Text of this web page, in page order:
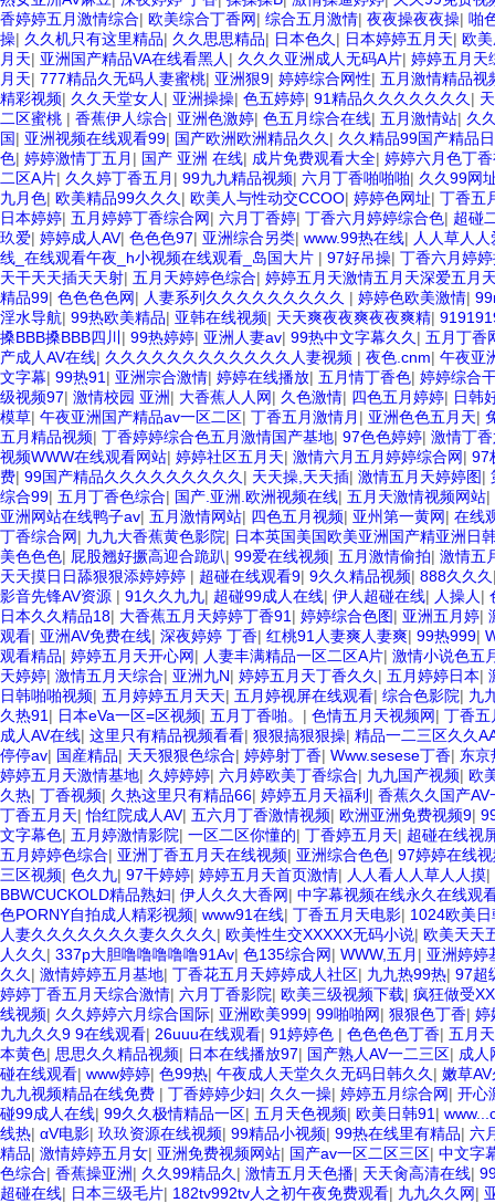
香婷婷五月激情综合| 欧美综合丁香网| 综合五月激情| 夜夜操夜夜操| 啪
操| 久久机只有这里精品| 久久思思精品| 日本色久 | 日本婷婷五月天| 欧
月天| 亚洲国产精品VA在线看黑人 | 久久久亚洲成人无码A片| 婷婷五月天
月天| 777精品久无码人妻蜜桃| 亚洲狠9| 婷婷综合网性| 五月激情精品视
精彩视频| 久久天堂女人 | 亚洲操操| 色五婷婷| 91精品久久久久久久久 |
二区蜜桃 | 香蕉伊人综合| 亚洲色激婷| 色五月综合在线| 五月激情站| 久
国| 亚洲视频在线观看99| 国产欧洲欧洲精品久久 | 久久精品99国产精品
色| 婷婷激情丁五月 | 国产 亚洲 在线| 成片免费观看大全| 婷婷六月色丁
二区A片| 久久婷丁香五月 | 99九九精品视频| 六月丁香啪啪啪| 久久99网
九月色| 欧美精品99久久久 | 欧美人与性动交CCOO| 婷婷色网址| 丁香五
日本婷婷| 五月婷婷丁香综合网| 六月丁香婷| 丁香六月婷婷综合色| 超碰
玖爱| 婷婷成人AV| 色色色97| 亚洲综合另类| www.99热在线| 人人草人人
线_在线观看午夜_h小视频在线观看_岛国大片 | 97好吊操| 丁香六月婷
天干天天插天天射| 五月天婷婷色综合| 婷婷五月天激情五月天深爱五月
精品99| 色色色色网| 人妻系列久久久久久久久久久 | 婷婷色欧美激情|
淫水导航| 99热欧美精品| 亚韩在线视频| 天天爽夜夜爽夜夜爽精|
搡BBB搡BBB四川 | 99热婷婷| 亚洲人妻av| 99热中文字幕久久 | 五月丁香
产成人AV在线| 久久久久久久久久久久久久人妻视频 | 夜色.cnm| 午夜亚
文字幕| 99热91 | 亚洲宗合激情| 婷婷在线播放| 五月情丁香色| 婷婷综合
级视频97| 激情校园 亚洲| 大香蕉人人网| 久色激情| 四色五月婷婷| 日韩
模草| 午夜亚洲国产精品av一区二区| 丁香五月激情月 | 亚洲色色五月天|
五月精品视频| 丁香婷婷综合色五月激情国产基地| 97色色婷婷| 激情丁
视频WWW在线观看网站| 婷婷社区五月天| 激情六月五月婷婷综合网| 97
费| 99国产精品久久久久久久久久久 | 天天操,天天插| 激情五月天婷婷图|
综合99| 五月丁香色综合| 国产.亚洲.欧洲视频在线| 五月天激情视频网站|
亚洲网站在线鸭子av| 五月激情网站| 四色五月视频| 亚州第一黄网| 在线
丁香综合网| 九九大香蕉黄色影院| 日本英国美国欧美亚洲国产精亚洲日
美色色色| 屁股翘好撅高迎合跪趴| 99爱在线视频| 五月激情偷拍| 激情五
天天摸日日舔狠狠添婷婷婷 | 超碰在线观看9| 9久久精品视频| 888久久久
影音先锋AV资源 | 91久久九九| 超碰99成人在线| 伊人超碰在线| 人操人 |
日本久久精品18| 大香蕉五月天婷婷丁香91 | 婷婷综合色图| 亚洲五月婷|
观看| 亚洲AV免费在线| 深夜婷婷 丁香| 红桃91人妻爽人妻爽| 99热999|
观看精品| 婷婷五月天开心网| 人妻丰满精品一区二区A片| 激情小说色五
天婷婷| 激情五月天综合| 亚洲九N| 婷婷五月天丁香久久 | 五月婷婷日本|
日韩啪啪视频| 五月婷婷五月天天| 五月婷视屏在线观看| 综合色影院| 九
久热91 | 日本eVa一区=区视频| 五月丁香啪。 | 色情五月天视频网| 丁香五
成人AV在线| 这里只有精品视频看看| 狠狠搞狠狠操| 精品一二三区久久
停停av| 国産精品| 天天狠狠色综合| 婷婷射丁香| Www.sesese丁香| 东京
婷婷五月天激情基地| 久婷婷婷| 六月婷欧美丁香综合| 九九国产视频| 欧
久热| 丁香视频| 久热这里只有精品66| 婷婷五月天福利 | 香蕉久久国产AV
丁香五月天|怡红院成人AV| 五六月丁香激情视频| 欧洲亚洲免费视频9|
文字幕色| 五月婷激情影院| 一区二区你懂的| 丁香婷五月天| 超碰在线视
五月婷婷色综合| 亚洲丁香五月天在线视频| 亚洲综合色色| 97婷婷在线
三区视频| 色久九| 97干婷婷| 婷婷五月天首页激情| 人人看人人草人人摸|
BBWCUCKOLD精品熟妇| 伊人久久大香网| 中字幕视频在线永久在线观
色PORNY自拍成人精彩视频| www91在线| 丁香五月天电影| 1024欧美
人妻久久久久久久久妻久久久久 | 欧美性生交XXXXX无码小说| 欧美天天
人久久 | 337p大胆噜噜噜噜噜91Av| 色135综合网| WWW,五月 | 亚洲婷婷
久久 | 激情婷婷五月基地| 丁香花五月天婷婷成人社区| 九九热99热| 97超
婷婷丁香五月天综合激情| 六月丁香影院| 欧美三级视频下载| 疯狂做受
线视频| 久久婷婷六月综合国际| 亚洲欧美999| 99啪啪网| 狠狠色丁香| 婷
九九久久9 9在线观看| 26uuu在线观看| 91婷婷色 | 色色色色丁香| 五月
本黄色| 思思久久精品视频| 日本在线播放97| 国产熟人AV一二三区| 成人
碰在线观看| www婷婷| 色99热| 午夜成人天堂久久无码日韩久久 | 嫩草
九九视频精品在线免费 | 丁香婷婷少妇| 久久一操| 婷婷五月综合网| 开心
碰99成人在线| 99久久极情精品一区| 五月天色视频| 欧美日韩91 |
线热| αV电影| 玖玖资源在线视频| 99精品小视频| 99热在线里有精品| 六
精品| 激情婷婷五月女| 亚洲免费视频网站| 国产av一区二区三区| 中文字
色综合| 香蕉操亚洲| 久久99精品久 | 激情五月天色播| 天天肏高清在线|
超碰在线| 日本三级毛片| 182tv992tv人之初午夜免费观看| 九九久久网|